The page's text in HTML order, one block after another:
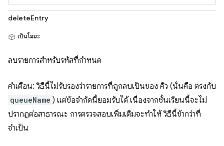
deleteEntry
เป็นโมฆะ
ลบรายการสำหรับรหัสที่กำหนด
คำเตือน: วิธีนี้ไม่รับรองว่ารายการที่ถูกลบเป็นของ คิว (นั่นคือ ตรงกับ
queueName ) แต่ข้อจำกัดนี้ยอมรับได้ เนื่องจากชั้นเรียนนี้จะไม่
ปรากฏต่อสาธารณะ การตรวจสอบเพิ่มเติมจะทำให้ วิธีนี้ช้ากว่าที่
จำเป็น